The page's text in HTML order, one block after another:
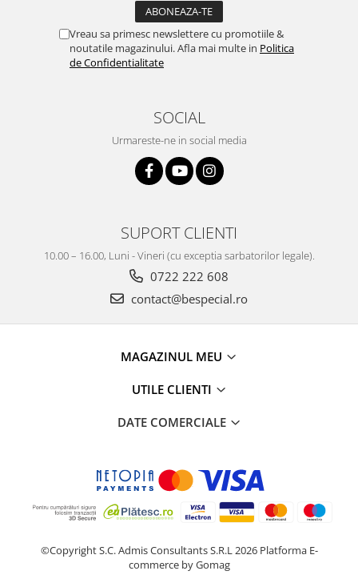
Vreau sa primesc newslettere cu promotiile &
noutatile magazinului. Afla mai multe in Politica
de Confidentialitate
SOCIAL
Urmareste-ne in social media
SUPORT CLIENTI
10.00 – 16.00, Luni - Vineri (cu exceptia sarbatorilor legale).
0722 222 608
contact@bespecial.ro
MAGAZINUL MEU
UTILE CLIENTI
DATE COMERCIALE
©Copyright S.C. Admis Consultants S.R.L 2026 Platforma E-
commerce by Gomag